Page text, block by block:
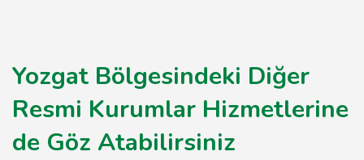
Yozgat Bölgesindeki Diğer
Resmi Kurumlar Hizmetlerine
de Göz Atabilirsiniz